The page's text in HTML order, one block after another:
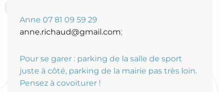
Anne 07 81 09 59 29
anne.richaud@gmail.com;
Pour se garer : parking de la salle de sport
juste à côté, parking de la mairie pas très loin.
Pensez à covoiturer !